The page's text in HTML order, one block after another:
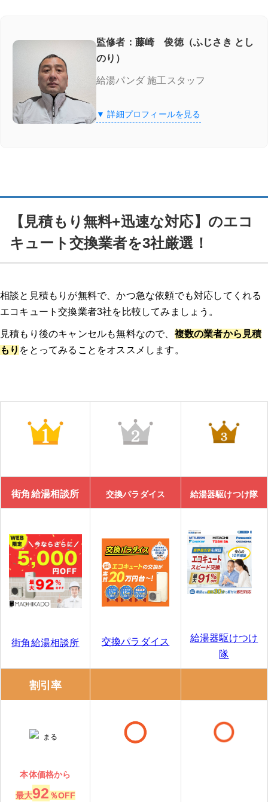
良心価格＆追加費用なし
認定資格の有無
【見積もり無料+迅速な対応】のエコキュート交換業者を3社厳選！
街角給湯相談所の口コミ
交換パラダイスの3つの特徴
交換パラダイスの口コミ
給湯器駆けつけ隊 ミズテックの口コミ
「エコ救 from おうちのアラート」の口コミ
11/30までのスペシャルセール！10,000円割引を実施中
きゅっと
湯ドクター
大問屋
監修者：藤崎 俊徳（ふじさき とし
のり）
給湯パンダ 施工スタッフ
▼ 詳細プロフィールを見る
【見積もり無料+迅速な対応】のエコ
キュート交換業者を3社厳選！
相談と見積もりが無料で、かつ急な依頼でも対応してくれる
エコキュート交換業者3社を比較してみましょう。
見積もり後のキャンセルも無料なので、 複数の業者から見積
もり をとってみることをオススメします。
街角給湯相談所 交換パラダイス 給湯器駆けつけ隊
街角給湯相談所 交換パラダイス
給湯器駆けつけ
隊
割引率
本体価格から
最大92 ％OFF